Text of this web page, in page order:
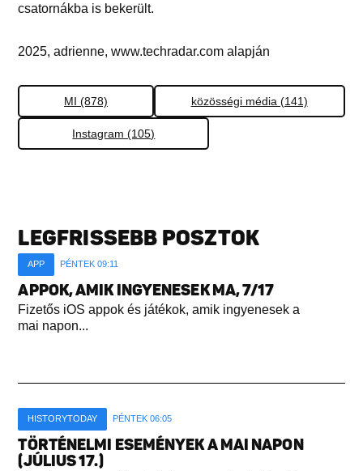
csatornákba is bekerült.
2025, adrienne, www.techradar.com alapján
MI (878) közösségi média (141)
Instagram (105)
LEGFRISSEBB POSZTOK
APP PÉNTEK 09:11
APPOK, AMIK INGYENESEK MA, 7/17
Fizetős iOS appok és játékok, amik ingyenesek a
mai napon...
HISTORYTODAY PÉNTEK 06:05
TÖRTÉNELMI ESEMÉNYEK A MAI NAPON
(JÚLIUS 17.)